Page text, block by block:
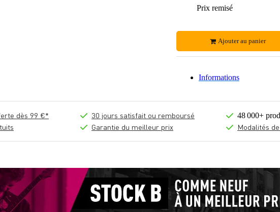
Prix remisé
Ajouter au panier
Informations
dès 99 €*
30 jours satisfait ou remboursé
Garantie du meilleur prix
48 000+
Modalités